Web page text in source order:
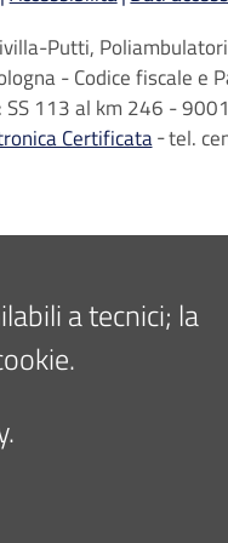
Putti,
- Codice fiscale
113 al km 246 -
Certificata tel.
a tecnici; la